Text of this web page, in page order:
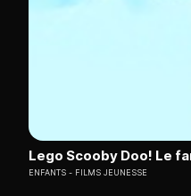
Lego Scooby Doo! Le
ENFANTS FILMS JEUNESSE